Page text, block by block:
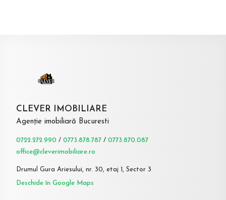
CLEVER IMOBILIARE
Agenție imobiliară Bucuresti
0722.272.990 / 0773.878.787 / 0773.870.087
office@cleverimobiliare.ro
Drumul Gura Ariesului, nr. 30, etaj 1, Sector 3
Deschide în Google Maps